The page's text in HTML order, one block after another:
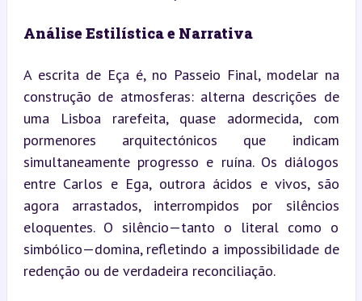
Análise Estilística e Narrativa
A escrita de Eça é, no Passeio Final, modelar na
construção de atmosferas: alterna descrições de
uma Lisboa rarefeita, quase adormecida, com
pormenores arquitectónicos que indicam
simultaneamente progresso e ruína. Os diálogos
entre Carlos e Ega, outrora ácidos e vivos, são
agora arrastados, interrompidos por silêncios
eloquentes. O silêncio—tanto o literal como o
simbólico—domina, refletindo a impossibilidade de
redenção ou de verdadeira reconciliação.